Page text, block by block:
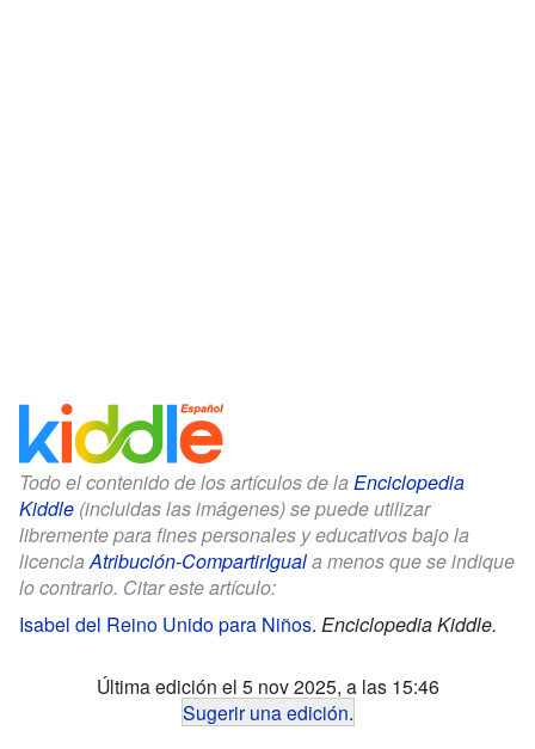
Todo el contenido de los artículos de la Enciclopedia
Kiddle (incluidas las imágenes) se puede utilizar
libremente para fines personales y educativos bajo la
licenciaAtribución-CompartirIguala menos que se indique
lo contrario. Citar este artículo:
Isabel del Reino Unido para Niños. Enciclopedia Kiddle.
Última edición el 5 nov 2025, a las 15:46
Sugerir una edición.